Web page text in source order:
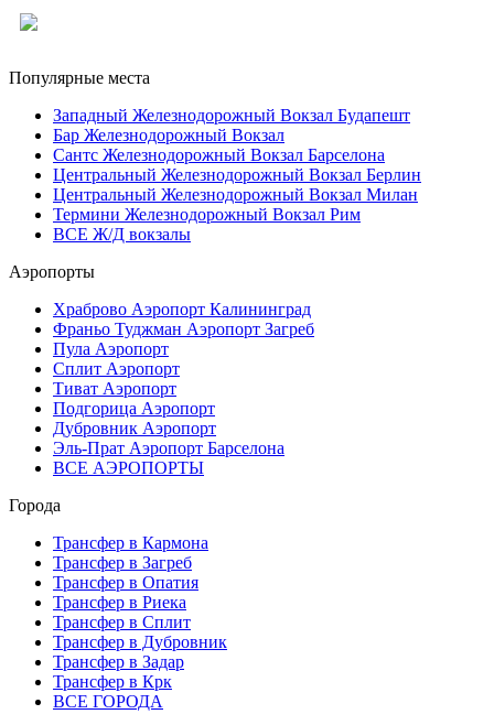
Популярные места
Западный Железнодорожный Вокзал Будапешт
Бар Железнодорожный Вокзал
Сантс Железнодорожный Вокзал Барселона
Центральный Железнодорожный Вокзал Берлин
Центральный Железнодорожный Вокзал Милан
Термини Железнодорожный Вокзал Рим
ВСЕ Ж/Д вокзалы
Аэропорты
Храброво Аэропорт Калининград
Франьо Туджман Аэропорт Загреб
Пула Аэропорт
Сплит Аэропорт
Тиват Аэропорт
Подгорица Аэропорт
Дубровник Аэропорт
Эль-Прат Аэропорт Барселона
ВСЕ АЭРОПОРТЫ
Города
Трансфер в Кармона
Трансфер в Загреб
Трансфер в Опатия
Трансфер в Риека
Трансфер в Сплит
Трансфер в Дубровник
Трансфер в Задар
Трансфер в Крк
ВСЕ ГОРОДА